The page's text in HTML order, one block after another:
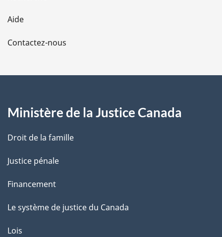
l
a
e
Aide
Contactez-nous
Ministère de la Justice Canada
Droit de la famille
Justice pénale
Financement
Le système de justice du Canada
Lois